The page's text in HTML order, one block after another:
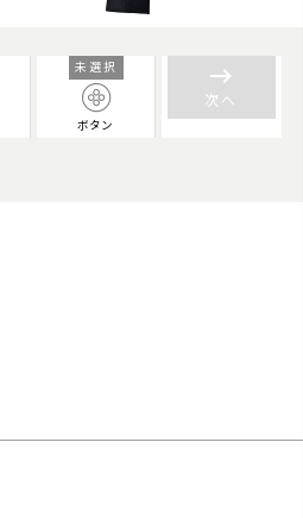
ボタン
未選択 keyboard_backspace
次へ